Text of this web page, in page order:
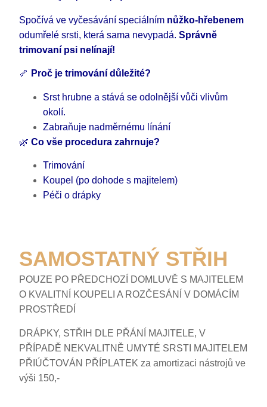
Spočívá ve vyčesávání speciálním nůžko-hřebenem
odumřelé srsti, která sama nevypadá. Správně
trimovaní psi nelínají!
🦴 Proč je trimování důležité?
Srst hrubne a stává se odolnější vůči vlivům
okolí.
Zabraňuje nadměrnému línání
🌿 Co vše procedura zahrnuje?
Trimování
Koupel (po dohode s majitelem)
Péči o drápky
SAMOSTATNÝ STŘIH
POUZE PO PŘEDCHOZÍ DOMLUVĚ S MAJITELEM
O KVALITNÍ KOUPELI A ROZČESÁNÍ V DOMÁCÍM
PROSTŘEDÍ
DRÁPKY, STŘIH DLE PŘÁNÍ MAJITELE, V
PŘÍPADĚ NEKVALITNĚ UMYTÉ SRSTI MAJITELEM
PŘIÚČTOVÁN PŘÍPLATEK za amortizaci nástrojů ve
výši 150,-